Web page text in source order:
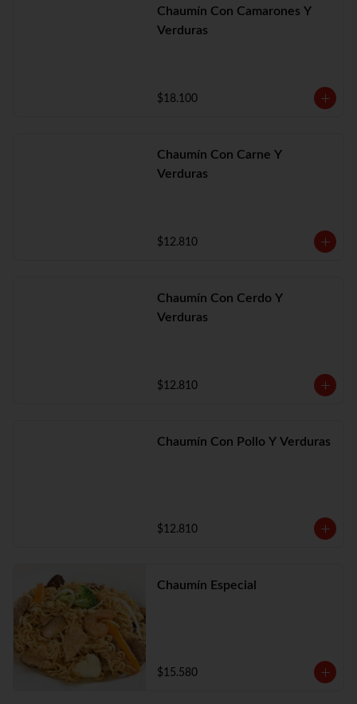
Chaumín Con Camarones Y
Verduras
$18.100
Chaumín Con Carne Y
Verduras
$12.810
Chaumín Con Cerdo Y
Verduras
$12.810
Chaumín Con Pollo Y Verduras
$12.810
Chaumín Especial
$15.580